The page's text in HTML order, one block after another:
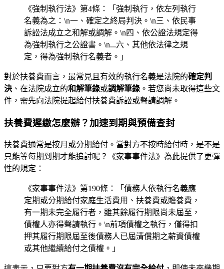
《強制執行法》第4條：「強制執行，依左列執行
名義為之：\n一、確定之終局判決。\n三、依民事
訴訟法成立之和解或調解。\n四、依公證法規定得
為強制執行之公證書。\n...六、其他依法律之規
定，得為強制執行名義者。」
對於扶養費而言，最常見且有效的執行名義是法院的確定判
決 、在法院成立的和解筆錄或調解筆錄 。若您尚未取得這些文
件，需先向法院提起給付扶養費訴訟或聲請調解。
扶養費遲繳怎麼辦？加速到期與預備查封
扶養費通常是按月或分期給付。當對方不按時給付時，是不是
只能等每期到期才能追討呢？《家事事件法》為此提供了更彈
性的規定：
《家事事件法》第190條：「債務人依執行名義應
定期或分期給付家庭生活費用、扶養費或贍養費，
有一期未完全履行者，雖其餘履行期限尚未屆至，
債權人亦得聲請執行。\n前項債權之執行，僅得扣
押其履行期限屆至後債務人已屆清償期之薪資債權
或其他繼續給付之債權。」